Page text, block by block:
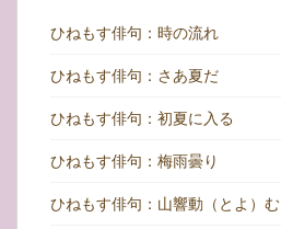
ひねもす俳句：時の流れ
ひねもす俳句：さあ夏だ
ひねもす俳句：初夏に入る
ひねもす俳句：梅雨曇り
ひねもす俳句：山響動（とよ）む